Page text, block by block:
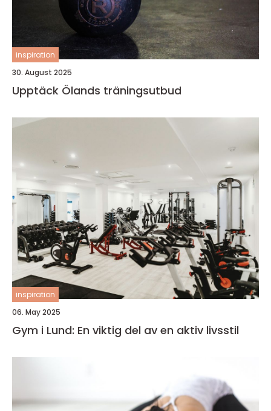
inspiration
30. August 2025
Upptäck Ölands träningsutbud
inspiration
06. May 2025
Gym i Lund: En viktig del av en aktiv livsstil